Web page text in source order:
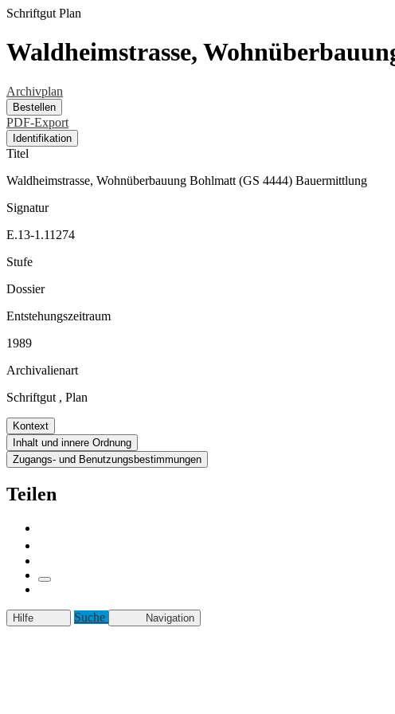
Schriftgut Plan
Waldheimstrasse,
Archivplan
Bestellen
PDF-Export
Identifikation
Titel
Waldheimstrasse, Wohnüberbauung Bohlmatt (GS 4444) Bauermittlung
Signatur
E.13-1.11274
Stufe
Dossier
Entstehungszeitraum
1989
Archivalienart
Schriftgut , Plan
Kontext
Inhalt und innere Ordnung
Zugangs- und Benutzungsbestimmungen
Teilen
Hilfe Suche Navigation